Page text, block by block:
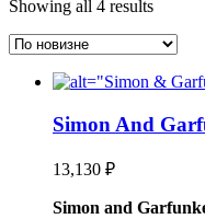
Showing all 4 results
Simon And
13,130 ₽
Simon and